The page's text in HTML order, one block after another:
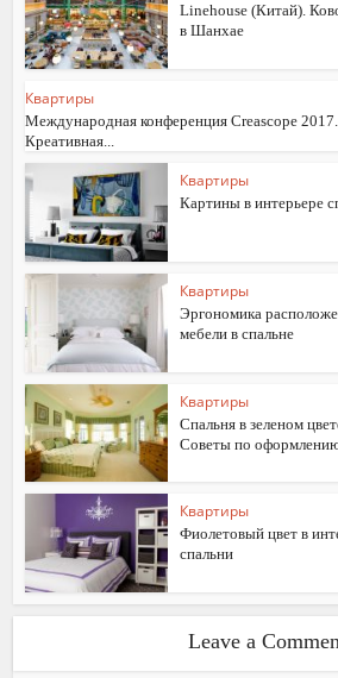
Linehouse (Китай).
в Шанхае
Квартиры
Международная конференция Creascope 2017.
Креативная...
Квартиры
Картины в интерьере
Квартиры
Эргономика
мебели в спальне
Квартиры
Спальня в зеленом
Советы по
Квартиры
Фиолетовый цвет в
спальни
Leave a